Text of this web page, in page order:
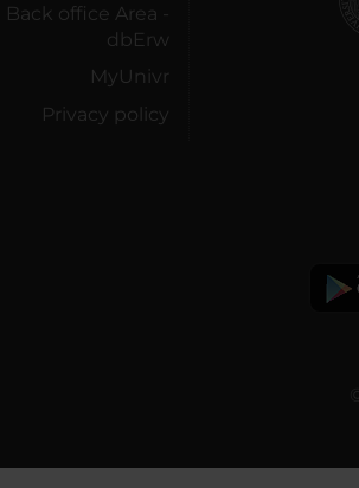
Back office Area -
dbErw
MyUnivr
Privacy policy